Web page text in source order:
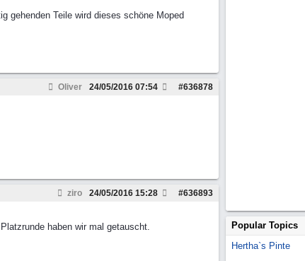
gehenden Teile wird dieses schöne Moped
Oliver #636878
24/05/2016 07:54
ziro #636893
24/05/2016 15:28
haben wir mal getauscht.
Popular Topics
Hertha`s Pinte